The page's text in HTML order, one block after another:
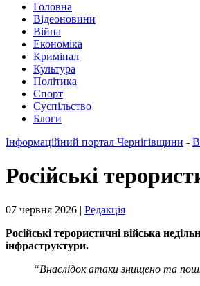
Головна
Відеоновини
Війна
Економіка
Кримінал
Культура
Політика
Спорт
Суспільство
Блоги
Інформаційний портал Чернігівщини -
Російські
07 червня 2026 | Редакція
Російські терористичні війська
інфраструктури.
“Внаслідок атаки знищено та